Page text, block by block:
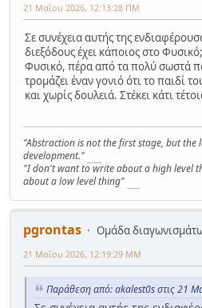
21 Μαΐου 2026, 12:13:28 ΠΜ
Σε συνέχεια αυτής της
διεξόδους έχει κάποιος στο
Φυσικό, πέρα από τα πολύ σωστά
τρομάζει έναν γονιό ότι το παιδί
και χωρίς δουλειά. Στέκει κάτι
"Abstraction is not the first stage, but the
development."
"I don't want to write about a high level
about a low level thing"
pgrontas
Ομάδα
21 Μαΐου 2026, 12:19:29 ΜΜ
Παράθεση από: akalest0s στις 21